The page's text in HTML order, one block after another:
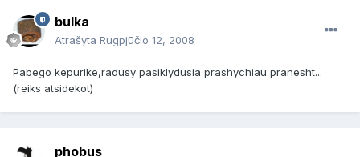
bulka
Atrašyta Rugpjūčio 12, 2008
Pabego kepurike,radusy pasiklydusia prashychiau pranesht...
(reiks atsidekot)
phobus